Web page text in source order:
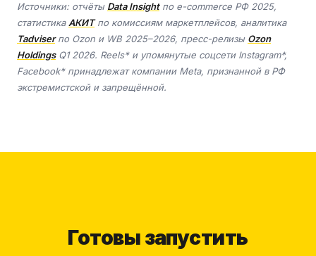
Источники: отчёты Data Insightпо e-commerce РФ 2025,
статистика АКИТпо комиссиям маркетплейсов, аналитика
Tadviserпо Ozon и WB 2025–2026, пресс-релизы Ozon
HoldingsQ1 2026. Reels* и упомянутые соцсети Instagram*,
Facebook* принадлежат компании Meta, признанной в РФ
экстремистской и запрещённой.
Готовы запустить